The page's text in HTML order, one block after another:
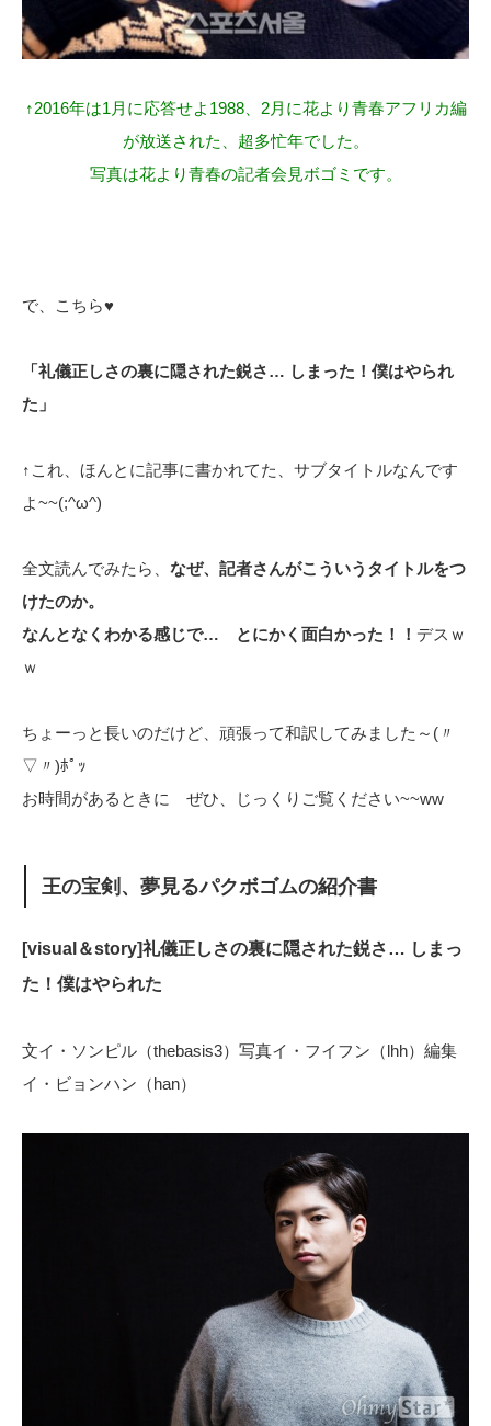
↑2016年は1月に応答せよ1988、2月に花より青春アフリカ編
が放送された、超多忙年でした。
写真は花より青春の記者会見ボゴミです。
で、こちら♥
「礼儀正しさの裏に隠された鋭さ… しまった！僕はやられ
た」
↑これ、ほんとに記事に書かれてた、サブタイトルなんです
よ~~(;^ω^)
全文読んでみたら、 なぜ、記者さんがこういうタイトルをつ
けたのか。
なんとなくわかる感じで… とにかく面白かった！！ デスｗ
ｗ
ちょーっと長いのだけど、頑張って和訳してみました～(〃
▽〃)ﾎﾟｯ
お時間があるときに ぜひ、じっくりご覧ください~~ww
王の宝剣、夢見るパクボゴムの紹介書
[visual＆story]礼儀正しさの裏に隠された鋭さ… しまっ
た！僕はやられた
文イ・ソンピル（thebasis3）写真イ・フイフン（lhh）編集
イ・ビョンハン（han）